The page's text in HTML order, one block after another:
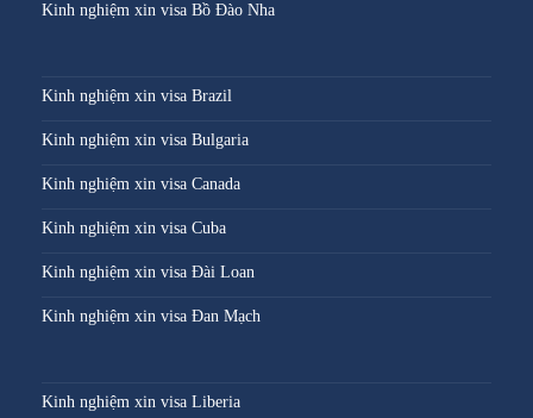
Kinh nghiệm xin visa Bồ Đào Nha
Kinh nghiệm xin visa Brazil
Kinh nghiệm xin visa Bulgaria
Kinh nghiệm xin visa Canada
Kinh nghiệm xin visa Cuba
Kinh nghiệm xin visa Đài Loan
Kinh nghiệm xin visa Đan Mạch
Kinh nghiệm xin visa Liberia